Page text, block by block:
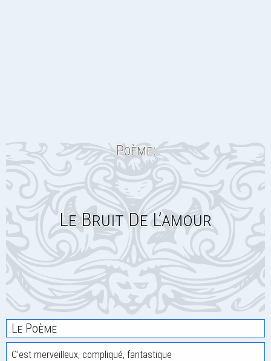
Poème:
Le Bruit De L’amour
Le Poème
C’est merveilleux, compliqué, fantastique